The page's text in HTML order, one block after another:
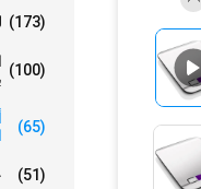
(173)
(100)
(65)
(51)